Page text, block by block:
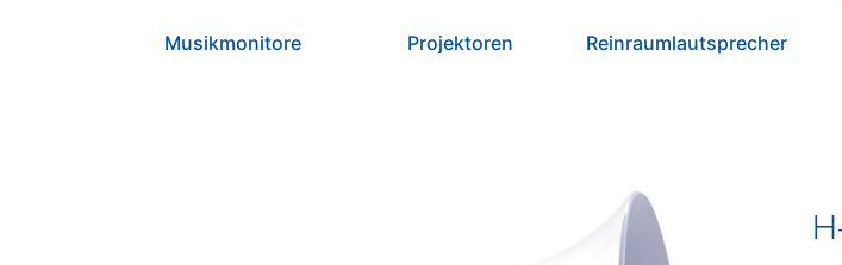
Musikmonitore Projektoren Reinraumlautsprecher